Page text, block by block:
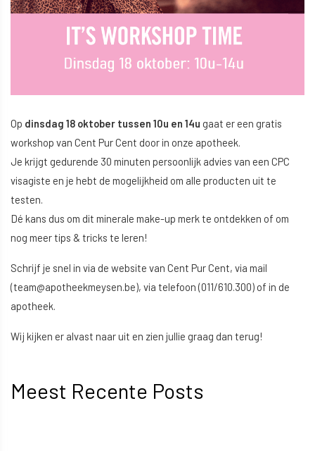
Op dinsdag 18 oktober tussen 10u en 14u gaat er een gratis
workshop van Cent Pur Cent door in onze apotheek.
Je krijgt gedurende 30 minuten persoonlijk advies van een CPC
visagiste en je hebt de mogelijkheid om alle producten uit te
testen.
Dé kans dus om dit minerale make-up merk te ontdekken of om
nog meer tips & tricks te leren!
Schrijf je snel in via de website van Cent Pur Cent, via mail
(team@apotheekmeysen.be), via telefoon (011/610.300) of in de
apotheek.
Wij kijken er alvast naar uit en zien jullie graag dan terug!
Meest Recente Posts